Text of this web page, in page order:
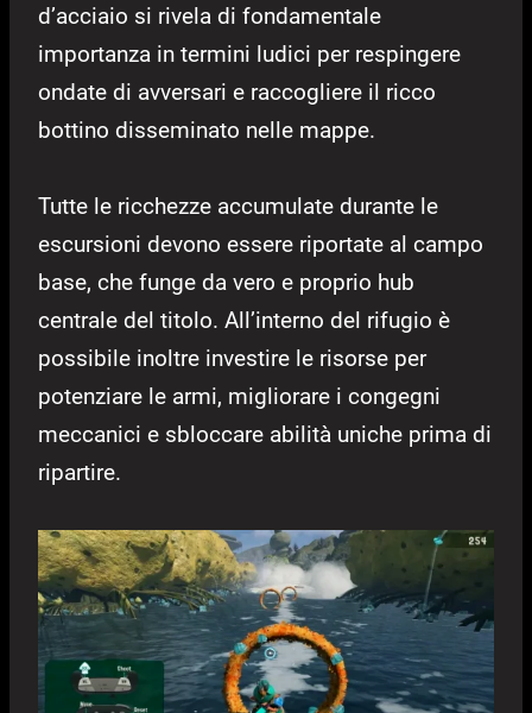
d’acciaio si rivela di fondamentale
importanza in termini ludici per respingere
ondate di avversari e raccogliere il ricco
bottino disseminato nelle mappe.
Tutte le ricchezze accumulate durante le
escursioni devono essere riportate al campo
base, che funge da vero e proprio hub
centrale del titolo. All’interno del rifugio è
possibile inoltre investire le risorse per
potenziare le armi, migliorare i congegni
meccanici e sbloccare abilità uniche prima di
ripartire.